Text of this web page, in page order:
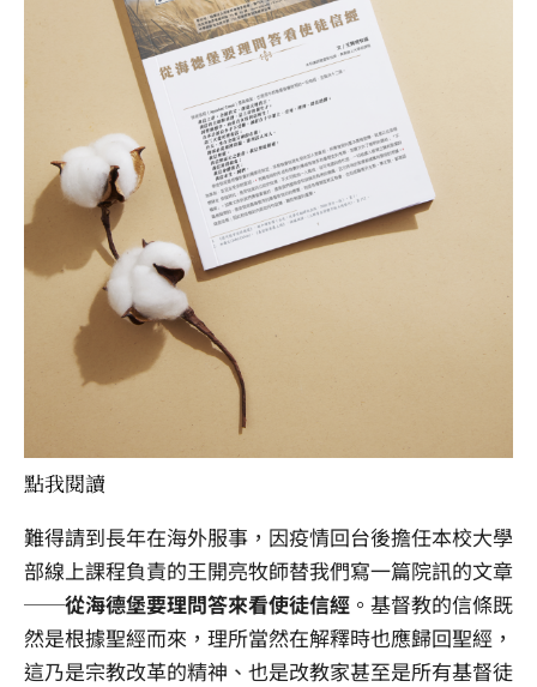
點我閱讀
難得請到長年在海外服事，因疫情回台後擔任本校大學
部線上課程負責的王開亮牧師替我們寫一篇院訊的文章
──從海德堡要理問答來看使徒信經 。基督教的信條既
然是根據聖經而來，理所當然在解釋時也應歸回聖經，
這乃是宗教改革的精神、也是改教家甚至是所有基督徒